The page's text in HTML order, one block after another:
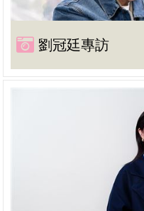
劉冠廷專訪